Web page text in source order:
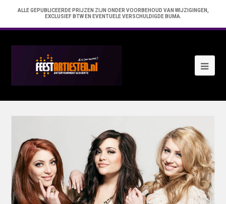
ALLE GEPUBLICEERDE PRIJZEN ZIJN ONDER VOORBEHOUD VAN WIJZIGINGEN,
EXCLUSIEF BTW EN EVENTUELE VERSCHULDIGDE BUMA.